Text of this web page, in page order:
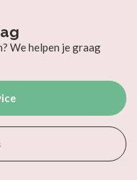
We helpen je graag